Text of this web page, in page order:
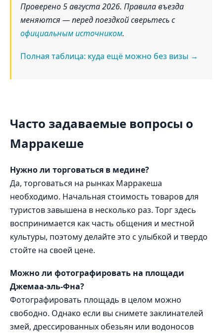
Проверено 5 августа 2026. Правила въезда
меняются — перед поездкой сверьтесь с
официальным источником.
Полная таблица: куда ещё можно без визы →
Часто задаваемые вопросы о
Марракеше
Нужно ли торговаться в медине?
Да, торговаться на рынках Марракеша
необходимо. Начальная стоимость товаров для
туристов завышена в несколько раз. Торг здесь
воспринимается как часть общения и местной
культуры, поэтому делайте это с улыбкой и твердо
стойте на своей цене.
Можно ли фотографировать на площади
Джемаа-эль-Фна?
Фотографировать площадь в целом можно
свободно. Однако если вы снимете заклинателей
змей, дрессированных обезьян или водоносов